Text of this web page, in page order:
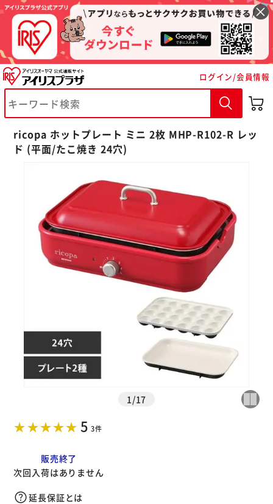
ログイン/会員情報
ricopa ホットプレート ミニ 2枚 MHP-R102-R レッ
ド (平面/たこ焼き 24穴)
1 /17
5 3件
販売終了
次回入荷はありません
延長保証とは
※ご確認ください
カートに入れる 購入手続きへ